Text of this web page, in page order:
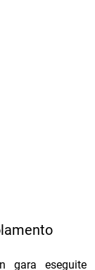
gara eseguite